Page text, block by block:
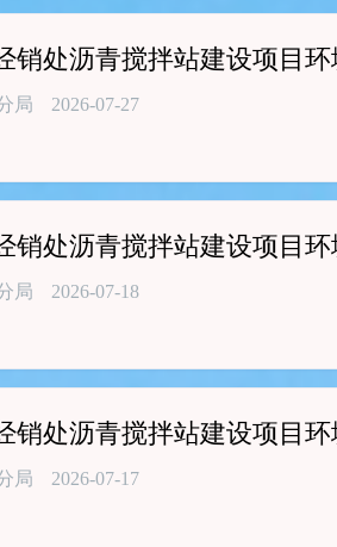
销处沥青搅拌站建设项目
局 2026-07-27
销处沥青搅拌站建设项目
局 2026-07-18
销处沥青搅拌站建设项目
局 2026-07-17